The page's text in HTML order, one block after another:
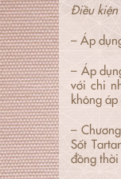
Điều
– Áp
– Áp
với chi
không
–
Sốt
đồng